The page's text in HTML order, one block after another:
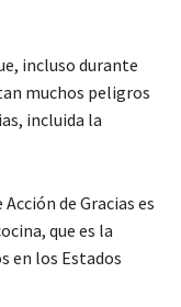
incluso durante
muchos peligros
incluida la
de Gracias es
que es la
en los Estados